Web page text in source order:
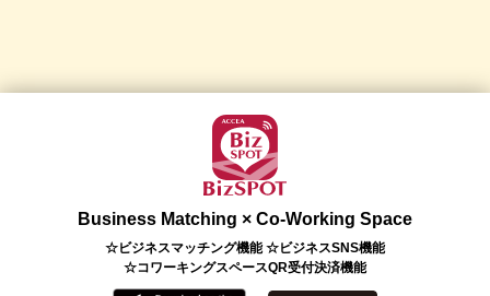
Business Matching × Co-Working Space
☆ビジネスマッチング機能 ☆ビジネスSNS機能
☆コワーキングスペースQR受付決済機能